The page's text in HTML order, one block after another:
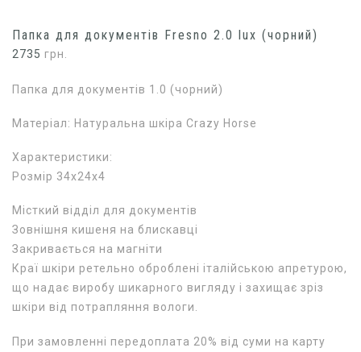
Папка для документів Fresno 2.0 lux (чорний)
2735 грн.
Папка для документів 1.0 (чорний)
Матеріал: Натуральна шкіра Crazy Horse
Характеристики:
Розмір 34х24х4
Місткий відділ для документів
Зовнішня кишеня на блискавці
Закривається на магніти
Краї шкіри ретельно оброблені італійською апретурою,
що надає виробу шикарного вигляду і захищає зріз
шкіри від потрапляння вологи.
При замовленні передоплата 20% від суми на карту